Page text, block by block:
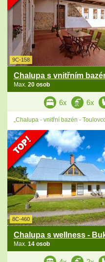
9C-158
Chalupa s vnitřním
Max. 20 osob
6x 6x
„Chalupa - vnitřní bazén -
8C-460
Chalupa s wellness -
Max. 14 osob